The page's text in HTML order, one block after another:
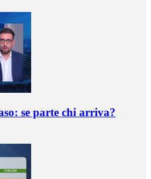
se parte chi arriva?